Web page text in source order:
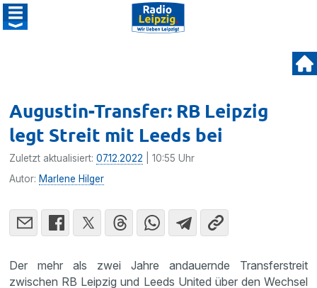
Augustin-Transfer: RB Leipzig
legt Streit mit Leeds bei
Zuletzt aktualisiert:07.12.2022 | 10:55 Uhr
Autor: Marlene Hilger
Der mehr als zwei Jahre andauernde Transferstreit
zwischen RB Leipzig und Leeds United über den Wechsel